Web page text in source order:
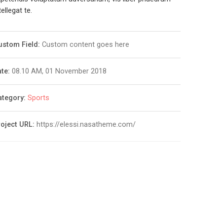
te.
Field: Custom content goes here
08.10 AM, 01 November 2018
Sports
URL: https://elessi.nasatheme.com/